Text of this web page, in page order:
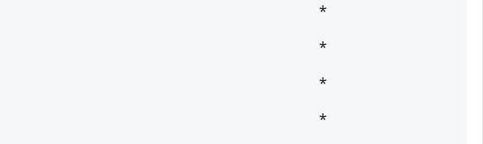
*
*
*
*